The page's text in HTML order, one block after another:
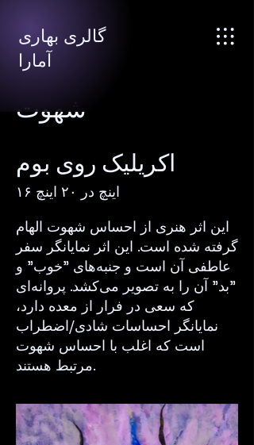
گالری بهاری
آمارا
شهوت
اکریلیک روی بوم
۱۶ اینچ در ۲۰ اینچ
این اثر هنری از احساس شهوت الهام
گرفته شده است. این اثر نمایانگر سفر
عاطفی آن است و جنبه‌های "خوب" و
"بد" آن را به تصویر می‌کشد. پروانه‌ای
که سعی در فرار از معده دارد،
نمایانگر احساسات شادی/اضطراب
است که اغلب با احساس شهوت
مرتبط هستند.